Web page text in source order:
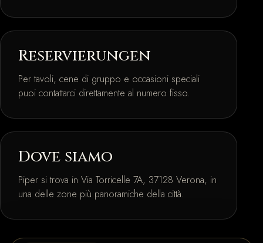
Reservierungen
Per tavoli, cene di gruppo e occasioni speciali
puoi contattarci direttamente al numero fisso.
Dove siamo
Piper si trova in Via Torricelle 7A, 37128 Verona, in
una delle zone più panoramiche della città.